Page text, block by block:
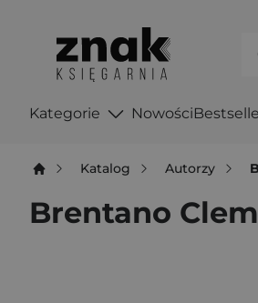
Kategorie Nowości
Katalog Autorzy
Brentano